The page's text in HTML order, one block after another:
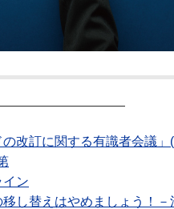
改訂に関する有識者会議
ン
し替えはやめましょう！